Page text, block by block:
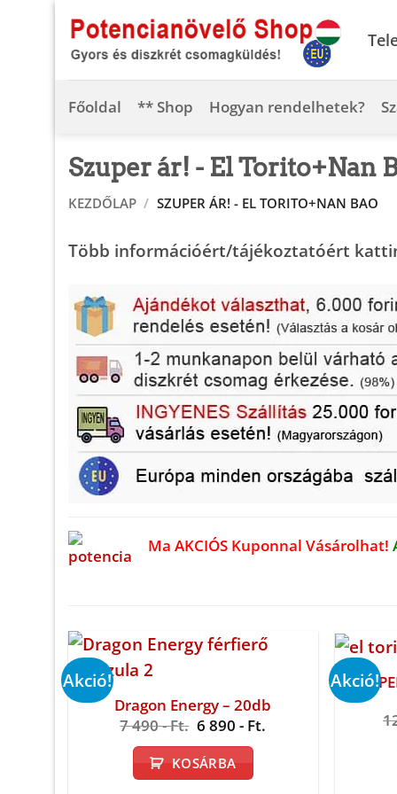
to
content
Főoldal ** Shop Hogyan rendelhetek?
Szuper ár! - El Torito+Nan
KEZDŐLAP / SZUPER ÁR! - EL TORITO+NAN BAO
Több információért/tájékoztatóért
Ma AKCIÓS Kuponnal Vásárolhat!
Akció!
Dragon Energy – 20db
7 490- Ft. Original
was:
7
490 -
6 890- Ft.
KOSÁRBA
Akció!